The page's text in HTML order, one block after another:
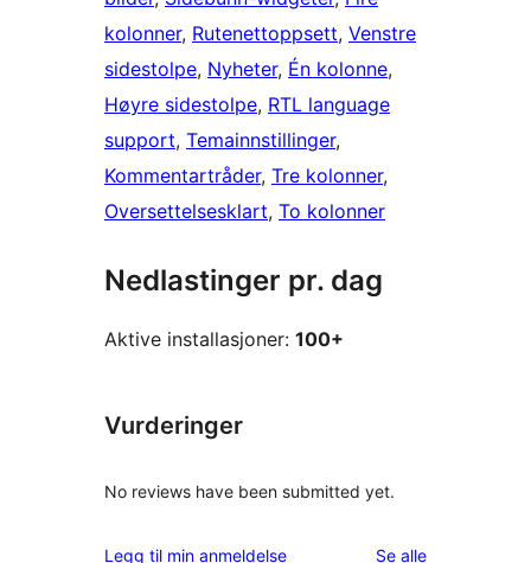
kolonner, Rutenettoppsett, Venstre
sidestolpe, Nyheter, Én kolonne
Høyre sidestolpe, RTL language
support, Temainnstillinger
Kommentartråder, Tre kolonner
Oversettelsesklart, To kolonner
Nedlastinger pr. dag
Aktive installasjoner: 100+
Vurderinger
No reviews have been submitted yet.
Legg til min anmeldelse Se alleomtalene